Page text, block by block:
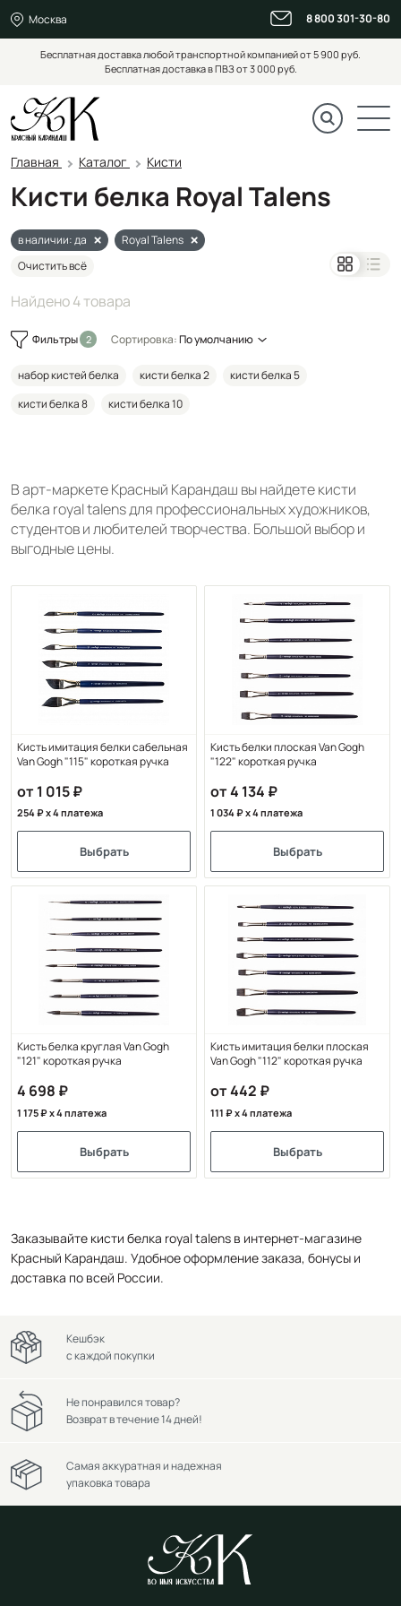
Москва 8 800 301-30-80
Бесплатная доставка любой транспортной компанией от 5 900 руб.
Бесплатная доставка в ПВЗ от 3 000 руб.
Главная Каталог Кисти
Кисти белка Royal Talens
в наличии: да
Royal Talens
Очистить всё
Найдено 4 товара
Фильтры Сортировка:По умолчанию
набор кистей белка кисти белка 2
кисти белка 5
кисти белка 8
кисти белка 10
В арт-маркете Красный Карандаш вы найдете кисти
белка royal talens для профессиональных художников,
студентов и любителей творчества. Большой выбор и
выгодные цены.
Кисть имитация белки сабельная
Van Gogh "115" короткая ручка
от 1 015
254 x 4 платежа
Выбрать
Кисть белки плоская Van Gogh
"122" короткая ручка
от 4 134
1 034 x 4 платежа
Выбрать
Кисть белка круглая Van Gogh
"121" короткая ручка
4 698
1 175 x 4 платежа
Выбрать
Кисть имитация белки плоская
Van Gogh "112" короткая ручка
от 442
111 x 4 платежа
Выбрать
Заказывайте кисти белка royal talens в интернет-магазине
Красный Карандаш. Удобное оформление заказа, бонусы и
доставка по всей России.
Кешбэк
с каждой покупки
Не понравился товар?
Возврат в течение 14 дней!
Самая аккуратная и надежная
упаковка товара